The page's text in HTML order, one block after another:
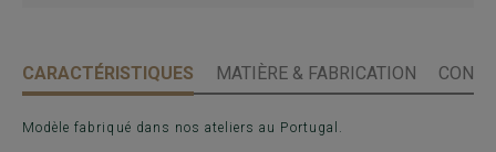
CARACTÉRISTIQUES MATIÈRE & FABRICATION
Modèle fabriqué dans nos ateliers au Portugal.